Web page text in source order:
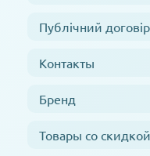
Публічний
Контакты
Бренд
Товары со скидкой